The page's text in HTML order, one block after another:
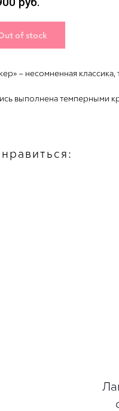
of stock
– несомненная
выполнена темперными